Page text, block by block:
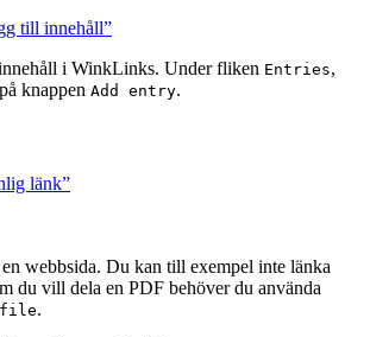
till innehåll”
i WinkLinks. Under fliken Entries,
knappen Add entry.
länk”
webbsida. Du kan till exempel inte länka
du vill dela en PDF behöver du använda
file.